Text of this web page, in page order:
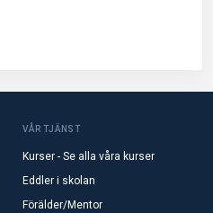
VÅR TJÄNST
Kurser - Se alla våra kurser
Eddler i skolan
Förälder/Mentor